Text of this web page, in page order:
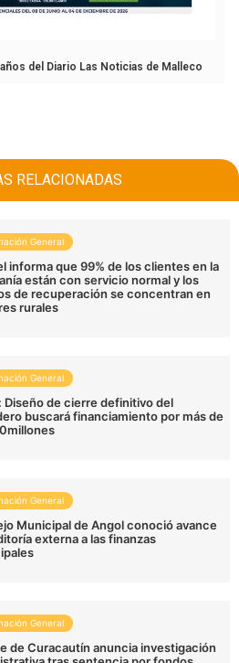
del Diario Las Noticias de Malleco
RELACIONADAS
General
informa que 99% de los clientes en la
están con servicio normal y los
de recuperación se concentran en
rurales
General
Diseño de cierre definitivo del
buscará financiamiento por más de
General
Municipal de Angol conoció avance
externa a las finanzas
General
de Curacautín anuncia investigación